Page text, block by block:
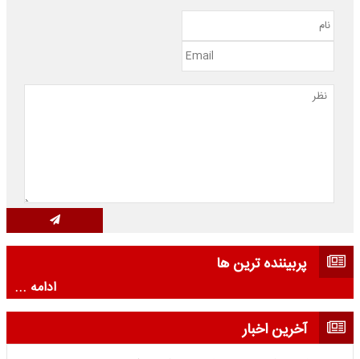
پربیننده ترین ها
ادامه ...
آخرین اخبار